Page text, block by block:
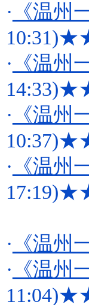
· 《温州
10:31)
· 《温州
14:33)
· 《温州
10:37)
· 《温州
17:19)
· 《温州
· 《温州
11:04)